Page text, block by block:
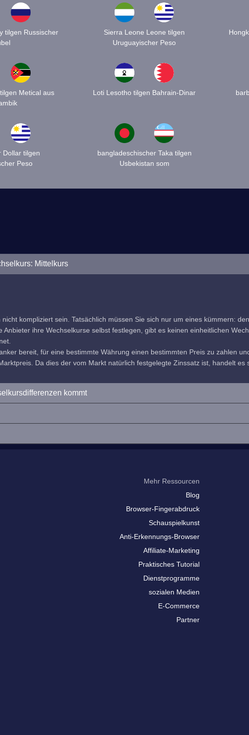
tilgen Russischer
Sierra Leone Leone tilgen
Uruguayischer Peso
Metical aus
Loti Lesotho tilgen Bahrain-Dinar
Dollar tilgen
Peso
bangladeschischer Taka tilgen
Usbekistan som
Mittelkurs
kompliziert sein. Tatsächlich müssen Sie sich nur um eines kümmern:
Anbieter ihre Wechselkurse selbst festlegen, gibt es keinen einheitlichen
bereit, für eine bestimmte Währung einen bestimmten Preis zu zahlen
Da dies der vom Markt natürlich festgelegte Zinssatz ist, handelt es
kommt
Mehr Ressourcen
Blog
Browser-Fingerabdruck
Schauspielkunst
Anti-Erkennungs-Browser
Affiliate-Marketing
Praktisches Tutorial
Dienstprogramme
sozialen Medien
E-Commerce
Partner